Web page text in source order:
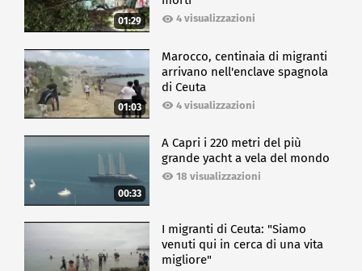
01:29 4 visualizzazioni
01:03
Marocco, centinaia di migranti
arrivano nell'enclave spagnola
di Ceuta
4 visualizzazioni
00:33
A Capri i 220 metri del più
grande yacht a vela del mondo
18 visualizzazioni
I migranti di Ceuta: "Siamo
venuti qui in cerca di una vita
migliore"